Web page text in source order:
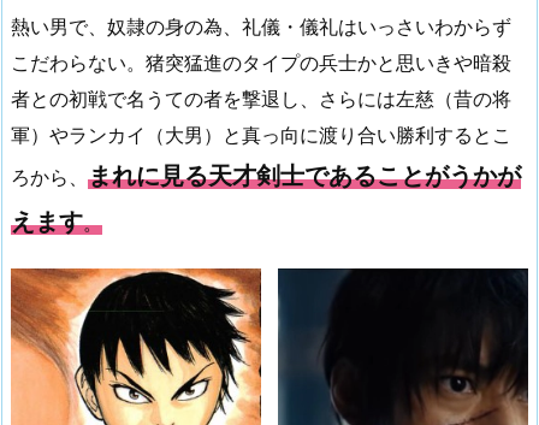
熱い男で、奴隷の身の為、礼儀・儀礼はいっさいわからず
こだわらない。猪突猛進のタイプの兵士かと思いきや暗殺
者との初戦で名うての者を撃退し、さらには左慈（昔の将
軍）やランカイ（大男）と真っ向に渡り合い勝利するとこ
ろから、 まれに見る天才剣士であることがうかが
えます。